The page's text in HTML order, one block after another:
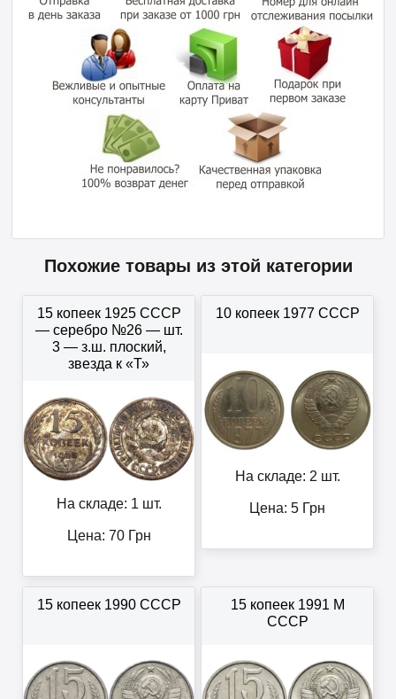
Похожие товары из этой категории
15 копеек 1925 СССР
— серебро №26 — шт.
3 — з.ш. плоский,
звезда к «Т»
На складе: 1 шт.
Цена: 70Грн
10 копеек 1977 СССР
На складе: 2 шт.
Цена: 5 Грн
15 копеек 1990 СССР
15 копеек 1991 М
СССР